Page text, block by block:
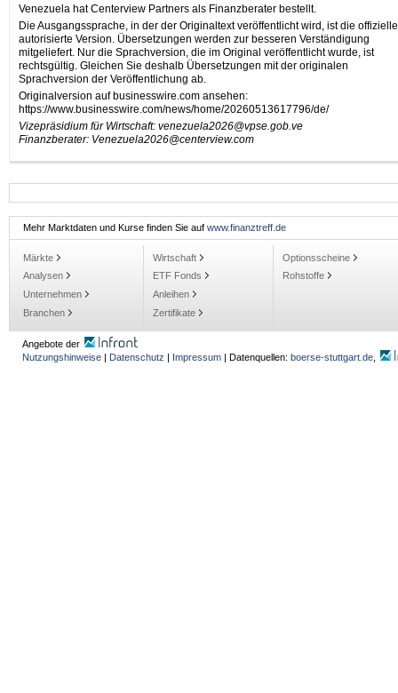
Venezuela hat Centerview Partners als Finanzberater bestellt.
Die Ausgangssprache, in der der Originaltext veröffentlicht wird, ist die
autorisierte Version. Übersetzungen werden zur besseren Verständigung
mitgeliefert. Nur die Sprachversion, die im Original veröffentlicht wurde, ist
rechtsgültig. Gleichen Sie deshalb Übersetzungen mit der originalen
Sprachversion der Veröffentlichung ab.
Originalversion auf businesswire.com ansehen:
https://www.businesswire.com/news/home/20260513617796/de/
Vizepräsidium für Wirtschaft: venezuela2026@vpse.gob.ve
Finanzberater: Venezuela2026@centerview.com
Mehr Marktdaten und Kurse finden Sie auf www.finanztreff.de
Märkte
Analysen
Unternehmen
Branchen
Wirtschaft
ETF Fonds
Anleihen
Zertifikate
Optionsscheine
Rohstoffe
Angebote der
Nutzungshinweise | Datenschutz | Impressum | Datenquellen: boerse-stuttgart.de